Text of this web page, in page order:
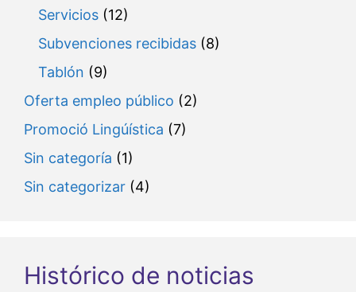
Servicios (12)
Subvenciones recibidas (8)
Tablón (9)
Oferta empleo público (2)
Promoció Lingúística (7)
Sin categoría (1)
Sin categorizar (4)
Histórico de noticias